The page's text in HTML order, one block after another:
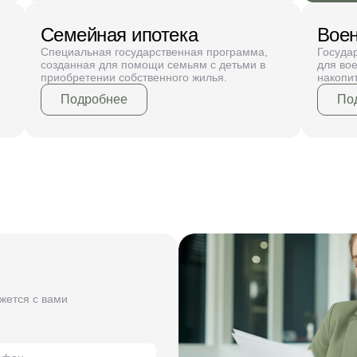
Семейная ипотека
Специальная государственная программа,
созданная для помощи семьям с детьми в
приобретении собственного жилья.
Подробнее
для
с вами